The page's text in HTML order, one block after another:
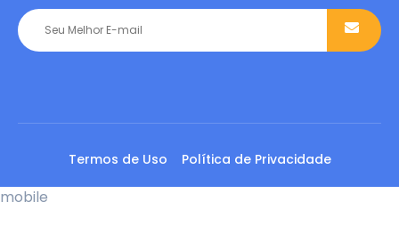
Termos de Uso Política de Privacidade